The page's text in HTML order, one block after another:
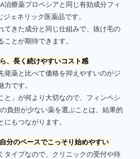
治療薬プロペシアと同じ有効成分フィ
ェネリック医薬品です。
てきた成分と同じ仕組みで、抜け毛の
とが期待できます。
、長く続けやすいコスト感
発薬と比べて価格を抑えやすいのがジ
力です。
と」が何より大切なので、フィンペシ
負担が少ない薬を選ぶことは、結果的
にもつながります。
分のペースでこっそり始めやすい
タイプなので、クリニックの受付や待